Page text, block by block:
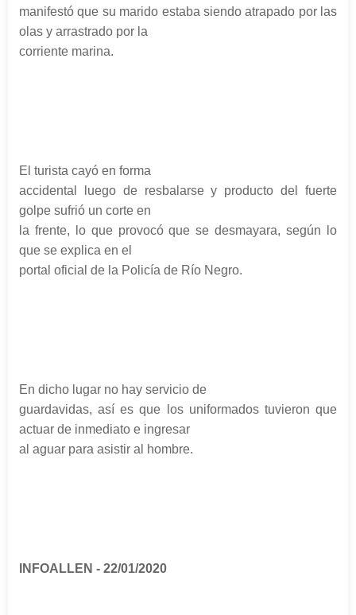
manifestó que su marido estaba siendo atrapado por las
olas y arrastrado por la
corriente marina.
El turista cayó en forma
accidental luego de resbalarse y producto del fuerte
golpe sufrió un corte en
la frente, lo que provocó que se desmayara, según lo
que se explica en el
portal oficial de la Policía de Río Negro.
En dicho lugar no hay servicio de
guardavidas, así es que los uniformados tuvieron que
actuar de inmediato e ingresar
al aguar para asistir al hombre.
INFOALLEN - 22/01/2020